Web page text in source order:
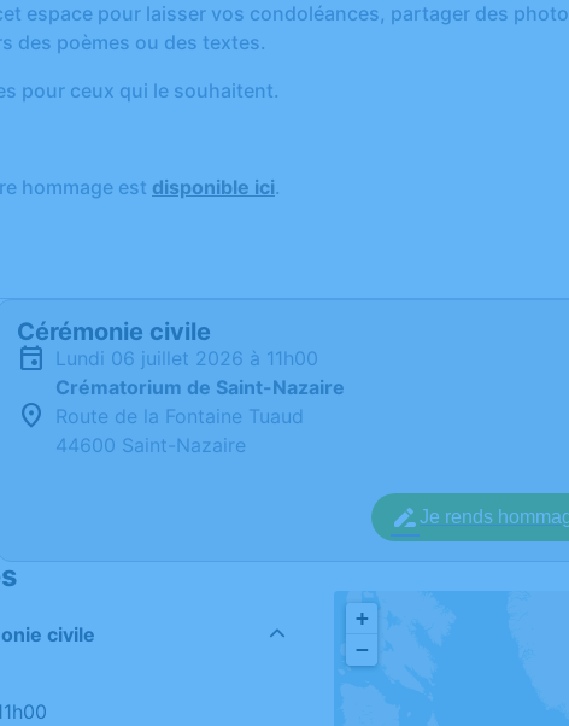
espace pour laisser vos condoléances, partager des
des poèmes ou des textes.
pour ceux qui le souhaitent.
hommage est disponible ici.
Cérémonie civile
lundi 06 juillet 2026 à 11h00
Crématorium de Saint-Nazaire
Route de la Fontaine Tuaud
44600 Saint-Nazaire
Je rends
civile
+
−